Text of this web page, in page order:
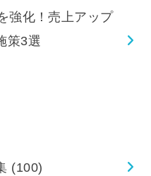
強化！売上アップ
策3選
(100)